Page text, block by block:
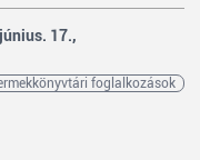
17.,
foglalkozások